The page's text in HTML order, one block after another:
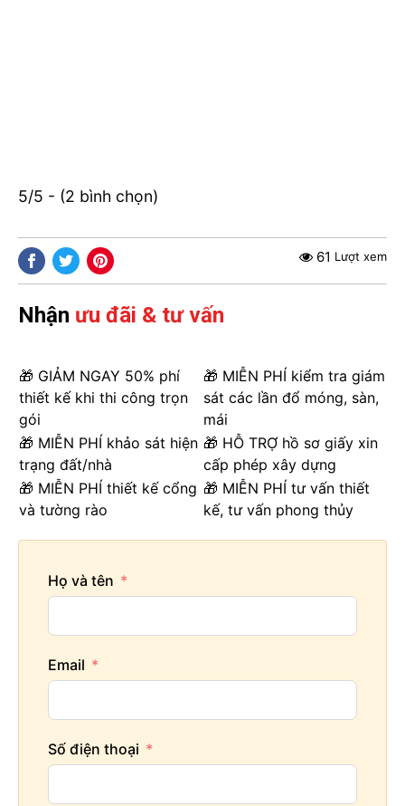
5/5 - (2 bình chọn)
61 Lượt xem
Nhận ưu đãi & tư vấn
🎁 GIẢM NGAY 50% phí
thiết kế khi thi công trọn
gói
🎁 MIỄN PHÍ kiểm tra giám
sát các lần đổ móng, sàn,
mái
🎁 MIỄN PHÍ khảo sát hiện
trạng đất/nhà
🎁 HỖ TRỢ hồ sơ giấy xin
cấp phép xây dựng
🎁 MIỄN PHÍ thiết kế cổng
và tường rào
🎁 MIỄN PHÍ tư vấn thiết
kế, tư vấn phong thủy
Họ và tên
Email
Số điện thoại